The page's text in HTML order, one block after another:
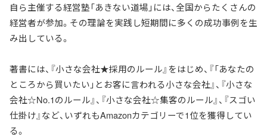
自ら主催する経営塾「あきない道場」には、全国からたくさんの
経営者が参加。その理論を実践し短期間に多くの成功事例を生
み出している。
著書には、『小さな会社★採用のルール』をはじめ、『「あなたの
ところから買いたい」とお客に言われる小さな会社』、『小さな
会社☆No.1のルール』、『小さな会社☆集客のルール』、『スゴい
仕掛け』など、いずれもAmazonカテゴリーで1位を獲得してい
る。